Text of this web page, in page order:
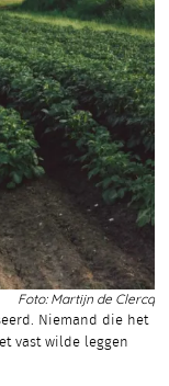
Foto: Martijn de Clercq
Niemand die het
vast wilde leggen